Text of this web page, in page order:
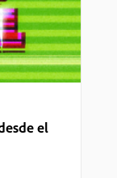
el